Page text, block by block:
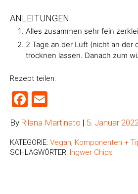
ANLEITUNGEN
Alles zusammen sehr fein
2 Tage an der Luft (nicht an der
trocknen lassen. Danach zum
Rezept teilen:
Facebook
By Rilana Martinato | 5. Januar
KATEGORIE: Vegan, Komponenten +
SCHLAGWÖRTER: Ingwer Chips